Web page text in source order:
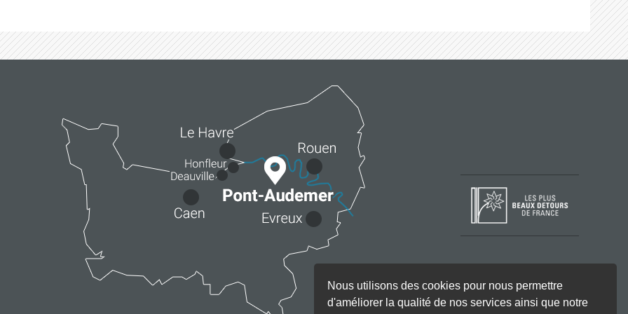
Nous utilisons des cookies pour nous permettre
d'améliorer la qualité de nos services ainsi que notre